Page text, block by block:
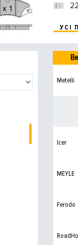
УСІ
Metelli
Icer
MEYLE
Ferodo